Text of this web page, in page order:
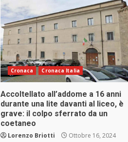
Cronaca Cronaca Italia
Accoltellato all’addome a 16 anni
durante una lite davanti al liceo, è
grave: il colpo sferrato da un
coetaneo
Lorenzo Briotti Ottobre 16, 2024